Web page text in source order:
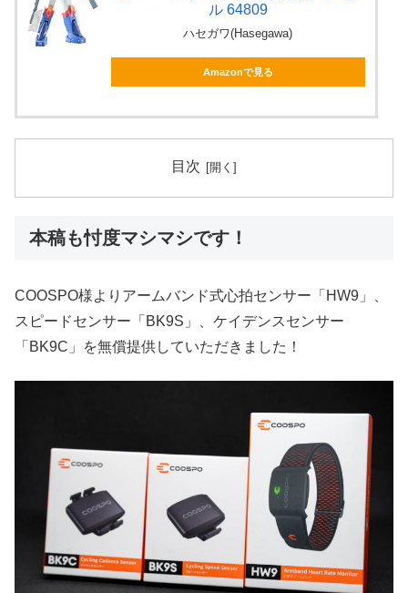
ル 64809
ハセガワ(Hasegawa)
Amazonで見る
目次
本稿も忖度マシマシです！
COOSPO様よりアームバンド式心拍センサー「HW9」、
スピードセンサー「BK9S」、ケイデンスセンサー
「BK9C」を無償提供していただきました！